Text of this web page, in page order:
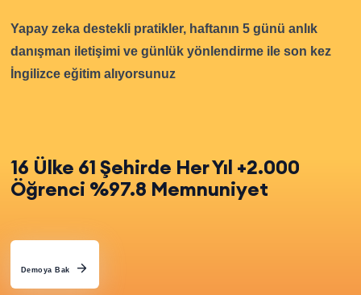
Yapay zeka destekli pratikler, haftanın 5 günü anlık
danışman iletişimi ve günlük yönlendirme ile son kez
İngilizce eğitim alıyorsunuz
16 Ülke 61 Şehirde Her Yıl +2.000
Öğrenci %97.8 Memnuniyet
Demoya Bak